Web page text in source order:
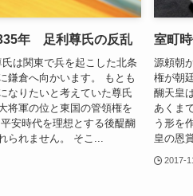
年 足利尊氏の反乱
は関東で兵を起こした北条
鎌倉へ向かいます。 もとも
なりたいと考えていた尊氏
将軍の位と東国の管領権を
安時代を理想とする後醍醐
られません。 そこ...
室町
源頼朝
権が朝
醐天皇
あくま
う形を
皇の恩
2017-